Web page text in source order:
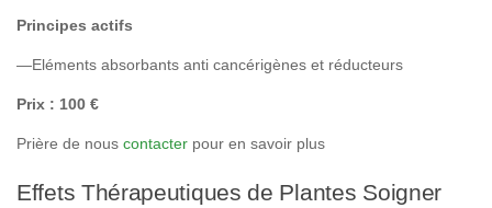
Principes actifs
—Eléments absorbants anti cancérigènes et réducteurs
Prix : 100 €
Prière de nous contacter pour en savoir plus
Effets Thérapeutiques de Plantes Soigner